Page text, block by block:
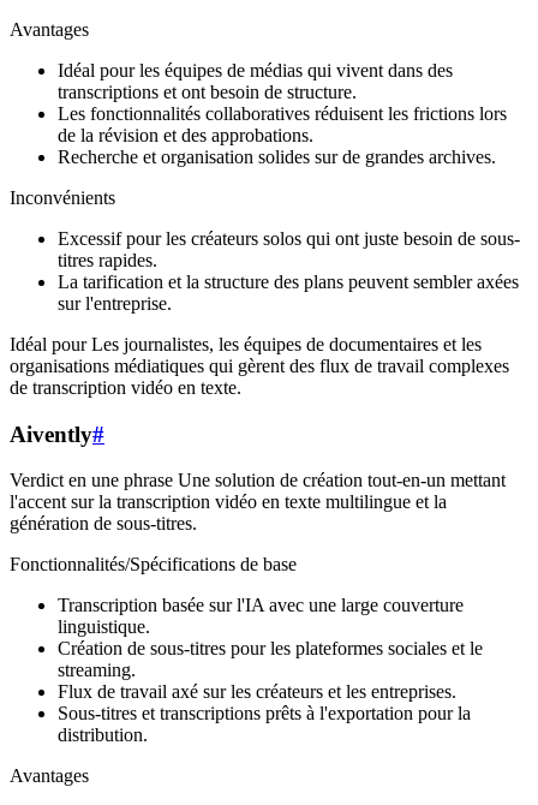
Avantages
Idéal pour les équipes de médias qui vivent dans des
transcriptions et ont besoin de structure.
Les fonctionnalités collaboratives réduisent les frictions lors
de la révision et des approbations.
Recherche et organisation solides sur de grandes archives.
Inconvénients
Excessif pour les créateurs solos qui ont juste besoin de sous-
titres rapides.
La tarification et la structure des plans peuvent sembler axées
sur l'entreprise.
Idéal pour Les journalistes, les équipes de documentaires et les
organisations médiatiques qui gèrent des flux de travail complexes
de transcription vidéo en texte.
Aivently#
Verdict en une phrase Une solution de création tout-en-un mettant
l'accent sur la transcription vidéo en texte multilingue et la
génération de sous-titres.
Fonctionnalités/Spécifications de base
Transcription basée sur l'IA avec une large couverture
linguistique.
Création de sous-titres pour les plateformes sociales et le
streaming.
Flux de travail axé sur les créateurs et les entreprises.
Sous-titres et transcriptions prêts à l'exportation pour la
distribution.
Avantages